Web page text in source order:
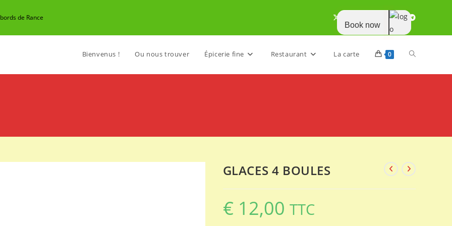
de Rance
Bienvenus ! Ou nous trouver Épicerie fine Restaurant La carte 0 Toggle
GLACES 4 BOULES
€ 12,00 TTC
Book now